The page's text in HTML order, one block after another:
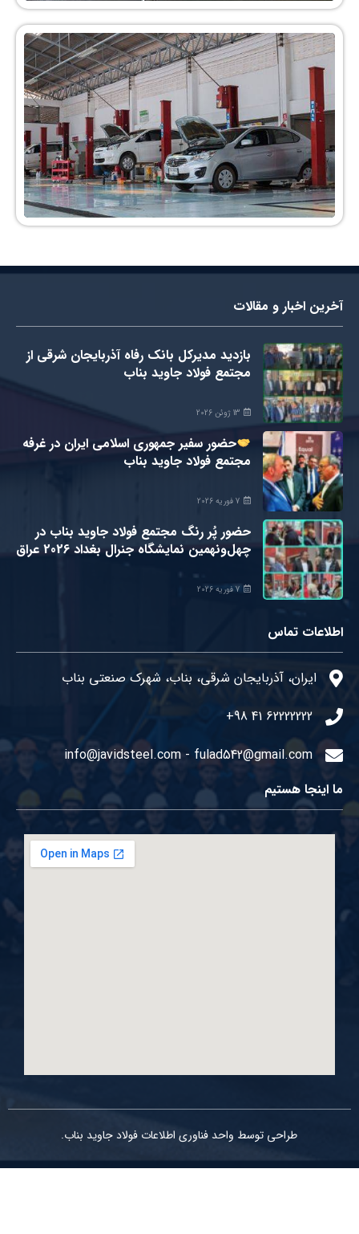
آخرین اخبار و مقالات
بازدید مدیرکل بانک رفاه آذربایجان شرقی از
مجتمع فولاد جاوید بناب
13 ژوئن 2026
حضور سفیر جمهوری اسلامی ایران در غرفه
مجتمع فولاد جاويد بناب
7 فوریه 2026
حضور پُر رنگ مجتمع فولاد جاوید بناب در
چهل‌و‌‌نهمین نمایشگاه جنرال بغداد 2026 عراق
7 فوریه 2026
اطلاعات تماس
ایران، آذربایجان شرقی، بناب، شهرک صنعتی بناب
62222222 41 98+
info@javidsteel.com - fulad542@gmail.com
ما اینجا هستیم
طراحی توسط واحد فناوری اطلاعات فولاد جاوید بناب.